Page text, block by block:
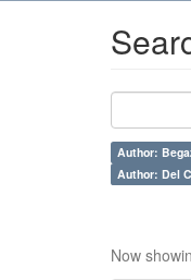
Author:
Author: Del
Now